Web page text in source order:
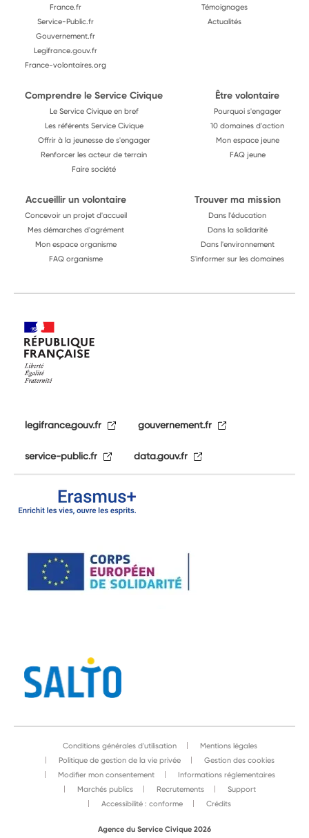
France.fr
Service-Public.fr
Gouvernement.fr
Legifrance.gouv.fr
France-volontaires.org
Témoignages
Actualités
Comprendre le Service Civique
Le Service Civique en bref
Les référents Service Civique
Offrir à la jeunesse de s'engager
Renforcer les acteur de terrain
Faire société
Être volontaire
Pourquoi s'engager
10 domaines d'action
Mon espace jeune
FAQ jeune
Accueillir un volontaire
Concevoir un projet d'accueil
Mes démarches d'agrément
Mon espace organisme
FAQ organisme
Trouver ma mission
Dans l'éducation
Dans la solidarité
Dans l'environnement
S'informer sur les domaines
legifrance.gouv.fr gouvernement.fr
service-public.fr data.gouv.fr
Conditions générales d'utilisation
Mentions légales
Politique de gestion de la vie privée
Gestion des cookies
Modifier mon consentement
Informations réglementaires
Marchés publics
Recrutements
Support
Accessibilité : conforme
Crédits
Agence du Service Civique 2026